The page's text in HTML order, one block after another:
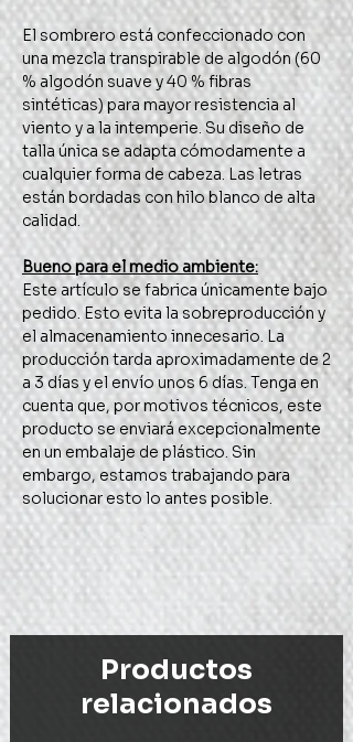
El sombrero está confeccionado con
una mezcla transpirable de algodón (60
% algodón suave y 40 % fibras
sintéticas) para mayor resistencia al
viento y a la intemperie. Su diseño de
talla única se adapta cómodamente a
cualquier forma de cabeza. Las letras
están bordadas con hilo blanco de alta
calidad.
Bueno para el medio ambiente:
Este artículo se fabrica únicamente bajo
pedido. Esto evita la sobreproducción y
el almacenamiento innecesario. La
producción tarda aproximadamente de 2
a 3 días y el envío unos 6 días. Tenga en
cuenta que, por motivos técnicos, este
producto se enviará excepcionalmente
en un embalaje de plástico. Sin
embargo, estamos trabajando para
solucionar esto lo antes posible.
Productos
relacionados